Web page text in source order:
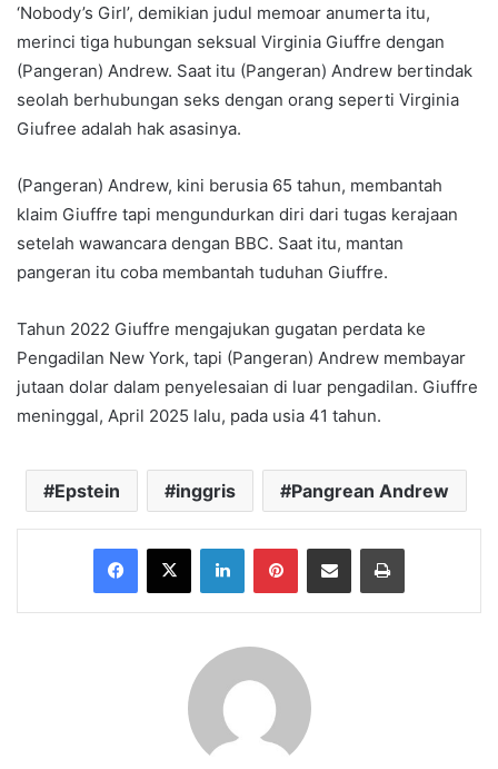
‘Nobody’s Girl’, demikian judul memoar anumerta itu,
merinci tiga hubungan seksual Virginia Giuffre dengan
(Pangeran) Andrew. Saat itu (Pangeran) Andrew bertindak
seolah berhubungan seks dengan orang seperti Virginia
Giufree adalah hak asasinya.
(Pangeran) Andrew, kini berusia 65 tahun, membantah
klaim Giuffre tapi mengundurkan diri dari tugas kerajaan
setelah wawancara dengan BBC. Saat itu, mantan
pangeran itu coba membantah tuduhan Giuffre.
Tahun 2022 Giuffre mengajukan gugatan perdata ke
Pengadilan New York, tapi (Pangeran) Andrew membayar
jutaan dolar dalam penyelesaian di luar pengadilan. Giuffre
meninggal, April 2025 lalu, pada usia 41 tahun.
Epstein inggris Pangrean Andrew
Facebook
X LinkedInPinterestShare via Email Print